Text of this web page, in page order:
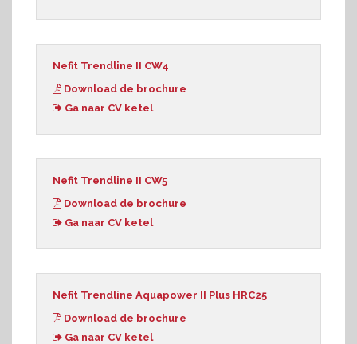
Nefit Trendline II CW4
Download de brochure
Ga naar CV ketel
Nefit Trendline II CW5
Download de brochure
Ga naar CV ketel
Nefit Trendline Aquapower II Plus HRC25
Download de brochure
Ga naar CV ketel